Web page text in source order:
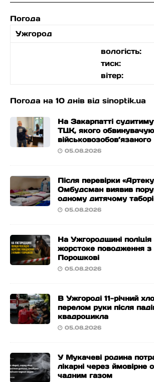
Погода
Ужгород
вологість:
тиск:
вітер:
Погода на 10 днів від sinoptik.ua
На Закарпатті
ТЦК, якого
військовозобов’язаного
05.08.2026
Після перевірки
Омбудсман виявив
одному дитячому таборі
05.08.2026
На Ужгородщині поліція
жорстоке поводження з
Порошкові
05.08.2026
В Ужгороді 11-річний
перелом руки після
квадроцикла
05.08.2026
У Мукачеві родина
лікарні через ймовірне
чадним газом